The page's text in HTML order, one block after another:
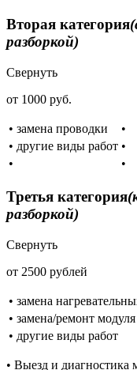
Вторая категория
разборкой)
Свернуть
от 1000 руб.
• замена проводки
•
• другие виды работ •
•
•
Третья категория
разборкой)
Свернуть
от 2500 рублей
• замена
• замена/ремонт модуля
• другие виды работ
• Выезд и диагностика